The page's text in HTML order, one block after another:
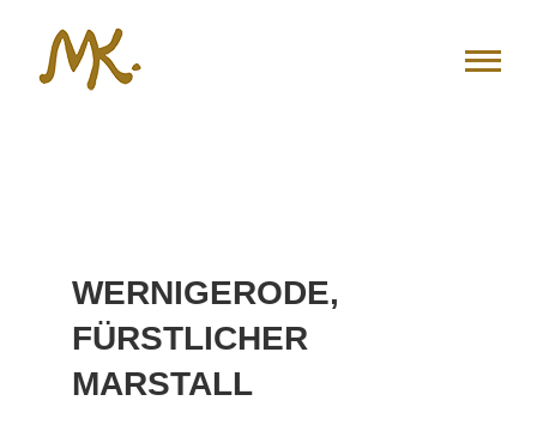
springen
WERNIGERODE,
FÜRSTLICHER
MARSTALL